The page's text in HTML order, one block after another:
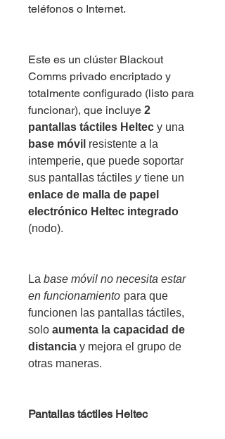
teléfonos o Internet.
Este es un clúster Blackout
Comms privado encriptado y
totalmente configurado (listo para
funcionar), que incluye 2
pantallas táctiles Heltec y una
base móvil resistente a la
intemperie, que puede soportar
sus pantallas táctiles y tiene un
enlace de malla de papel
electrónico Heltec integrado
(nodo).
La base móvil no necesita estar
en funcionamiento para que
funcionen las pantallas táctiles,
solo aumenta la capacidad de
distancia y mejora el grupo de
otras maneras.
Pantallas táctiles Heltec